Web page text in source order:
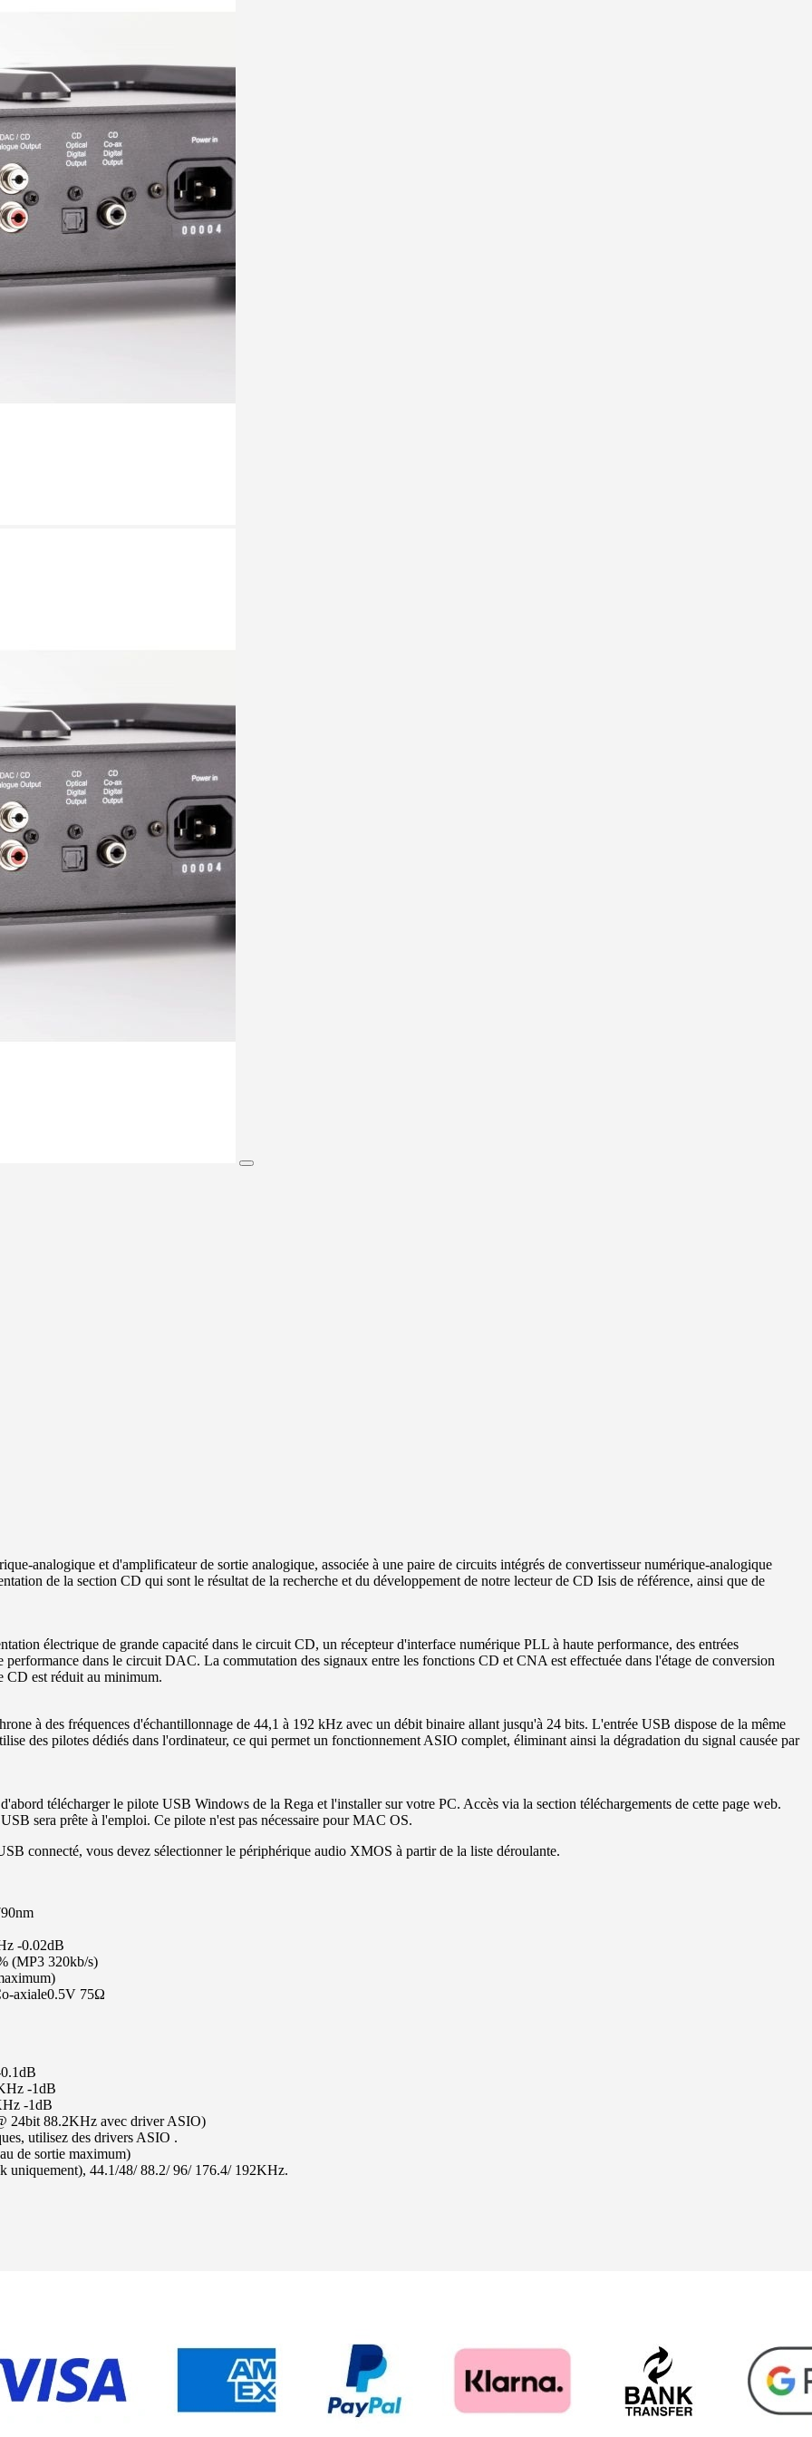
analogique et d'amplificateur de sortie analogique, associée à une paire de circuits intégrés de convertisseur numérique-analogique
de la section CD qui sont le résultat de la recherche et du développement de notre lecteur de CD Isis de référence, ainsi que de
électrique de grande capacité dans le circuit CD, un récepteur d'interface numérique PLL à haute performance, des entrées
dans le circuit DAC. La commutation des signaux entre les fonctions CD et CNA est effectuée dans l'étage de conversion
CD est réduit au minimum.
à des fréquences d'échantillonnage de 44,1 à 192 kHz avec un débit binaire allant jusqu'à 24 bits. L'entrée USB dispose de la même
des pilotes dédiés dans l'ordinateur, ce qui permet un fonctionnement ASIO complet, éliminant ainsi la dégradation du signal causée par
télécharger le pilote USB Windows de la Rega et l'installer sur votre PC. Accès via la section téléchargements de cette page web.
sera prête à l'emploi. Ce pilote n'est pas nécessaire pour MAC OS.
connecté, vous devez sélectionner le périphérique audio XMOS à partir de la liste déroulante.
-0.02dB
(MP3 320kb/s)
axiale0.5V 75Ω
-1dB
-1dB
24bit 88.2KHz avec driver ASIO)
utilisez des drivers ASIO .
de sortie maximum)
uniquement), 44.1/48/ 88.2/ 96/ 176.4/ 192KHz.